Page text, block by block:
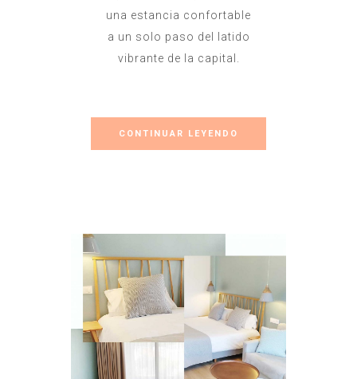
una estancia confortable
a un solo paso del latido
vibrante de la capital.
CONTINUAR LEYENDO